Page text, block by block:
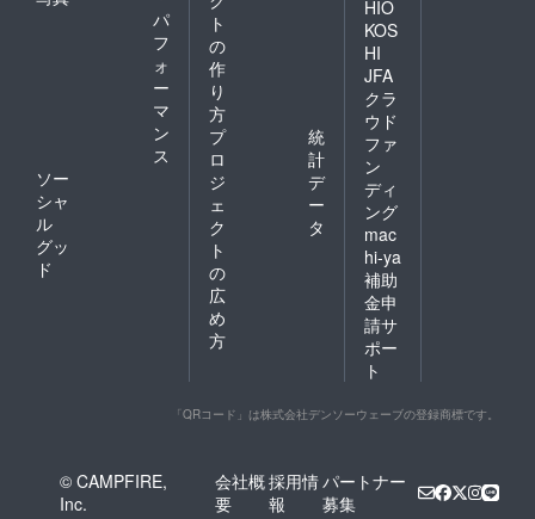
パ
フ
ォ
ー
マ
ン
ス
ソー
シャ
ル
グッ
ド
ト
の
作
り
方
プ
ロ
ジ
ェ
ク
ト
の
広
め
方
統
計
デ
ー
タ
HIO
KOS
HI
JFA
クラ
ウド
ファ
ン
ディ
ング
mac
hi-ya
補助
金申
請サ
ポー
ト
「QRコード」は株式会社デンソーウェーブの登録商標です。
© CAMPFIRE,
Inc.
会社概
要
採用情
報
パートナー
募集